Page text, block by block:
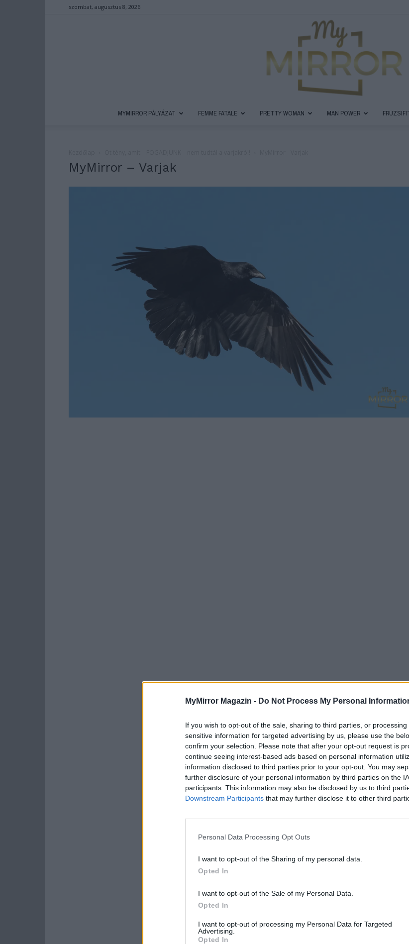
MyMirror Magazin - Do Not Process My Personal
If you wish to opt-out of the sale, sharing to third parties, or
sensitive information for targeted advertising by us, please use the
confirm your selection. Please note that after your opt-out request is
continue seeing interest-based ads based on personal information
information disclosed to third parties prior to your opt-out. You may
further disclosure of your personal information by third parties on the
participants. This information may also be disclosed by us to third
Downstream Participants that may further disclose it to other third
Personal Data Processing Opt Outs
I want to opt-out of the Sharing of my personal data.
Opted In
I want to opt-out of the Sale of my Personal Data.
Opted In
I want to opt-out of processing my Personal Data for Targeted
Advertising.
Opted In
szombat, augusztus 8, 2026
MYMIRROR PÁLYÁZAT FEMME FATALE PRETTY WOMAN MAN POWER
MyMirror – Varjak